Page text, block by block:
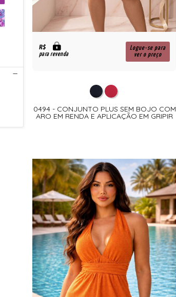
R$
para revenda
Logue-se para
ver o preço
0494 - CONJUNTO PLUS SEM BOJO COM
ARO EM RENDA E APLICAÇÃO EM GRIPIR